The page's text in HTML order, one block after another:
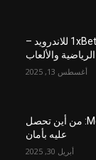
عنوان: تحميل تطبيق 1xBet APK للاندرويد –
والألعاب
أغسطس 13, 2025
أحدث إصدار من MelBet APK: من أين تحصل
عليه بأمان
أبريل 30, 2025